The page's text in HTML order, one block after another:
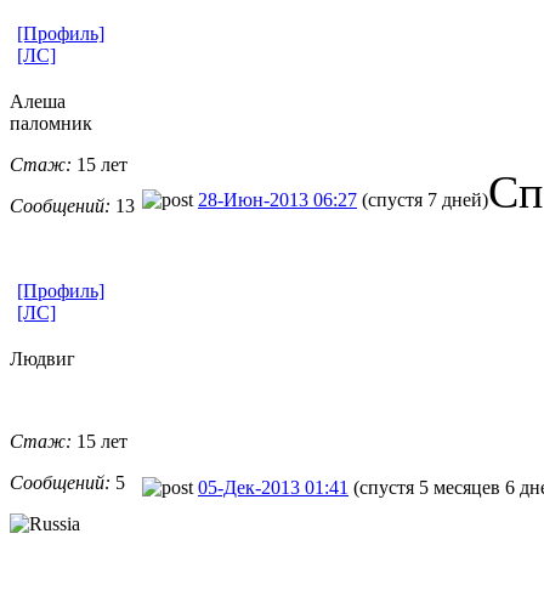
[Профиль]
[ЛС]
Алеша
паломник
Стаж: 15 лет
Сообщений: 13 28-Июн-2013 06:27 (спустя 7 дней)
[Профиль]
[ЛС]
Людвиг
Стаж: 15 лет
Сообщений: 5 05-Дек-2013 01:41 (спустя 5 месяцев 6